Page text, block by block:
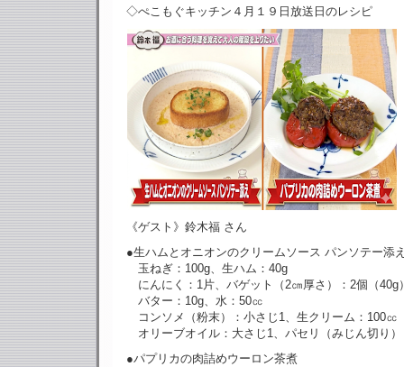
◇ぺこもぐキッチン４月１９日放送日のレシピ
《ゲスト》鈴木福 さん
●生ハムとオニオンのクリームソース パンソテー添
玉ねぎ：100g、生ハム：40g
にんにく：1片、バゲット（2㎝厚さ）：2個（40g
バター：10g、水：50㏄
コンソメ（粉末）：小さじ1、生クリーム：100㏄
オリーブオイル：大さじ1、パセリ（みじん切り
●パプリカの肉詰めウーロン茶煮